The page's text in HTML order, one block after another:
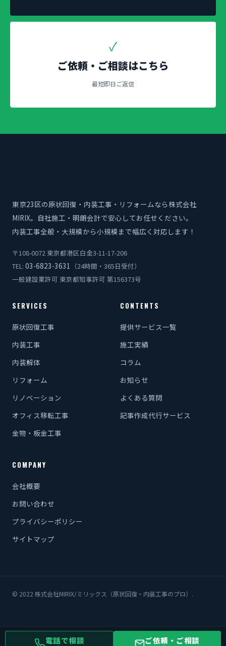
✓
ご依頼・ご相談はこちら
最短即日ご返信
東京23区の原状回復・内装工事・リフォームなら株式会社
MIRIX。自社施工・明朗会計で安心してお任せください。
内装工事全般・大規模から小規模まで幅広く対応します！
〒108-0072 東京都港区白金3-11-17-206
TEL: 03-6823-3631
（24時間・365日受付）
一般建設業許可 東京都知事許可 第156373号
SERVICES
原状回復工事
内装工事
内装解体
リフォーム
リノベーション
オフィス移転工事
金物・板金工事
CONTENTS
提供サービス一覧
施工実績
コラム
お知らせ
よくある質問
記事作成代行サービス
COMPANY
会社概要
お問い合わせ
プライバシーポリシー
サイトマップ
© 2022 株式会社MIRIX/ミリックス（原状回復・内装工事のプロ）.
電話で相談 ご依頼・ご相談